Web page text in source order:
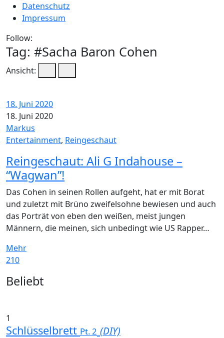
Datenschutz
Impressum
Follow:
Tag: #Sacha Baron Cohen
Ansicht:
18. Juni 2020
18. Juni 2020
Markus
Entertainment, Reingeschaut
Reingeschaut: Ali G Indahouse –
“Wagwan”!
Das Cohen in seinen Rollen aufgeht, hat er mit Borat
und zuletzt mit Brüno zweifelsohne bewiesen und auch
das Porträt von eben den weißen, meist jungen
Männern, die meinen, sich unbedingt wie US Rapper…
Mehr
210
Widgets
Beliebt
1
Schlüsselbrett Pt. 2 (DIY)